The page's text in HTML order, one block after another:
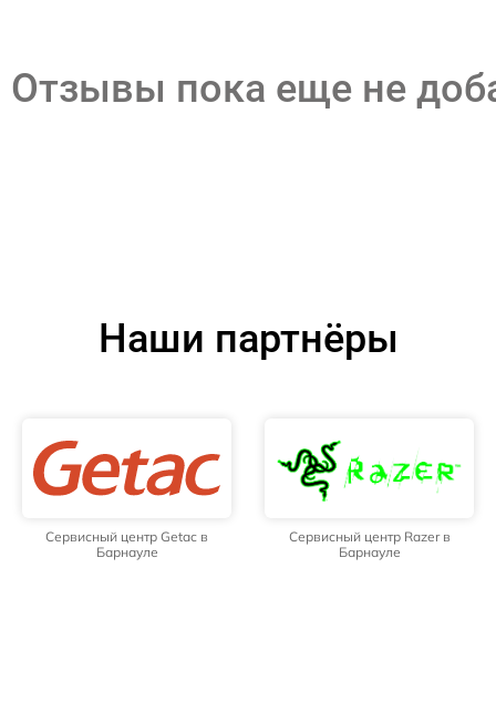
Отзывы пока еще не
Наши партнёры
Сервисный центр Getac в
Барнауле
Сервисный центр Razer в
Барнауле